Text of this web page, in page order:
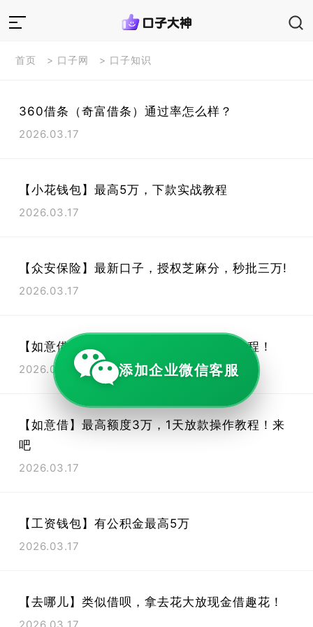
首页 > 口子网 > 口子知识
360借条（奇富借条）通过率怎么样？
2026.03.17
【小花钱包】最高5万，下款实战教程
2026.03.17
【众安保险】最新口子，授权芝麻分，秒批三万!
2026.03.17
【如意借】最高额度3万，1天放款操作教程！
2026.03.17
【如意借】最高额度3万，1天放款操作教程！来
吧
2026.03.17
【工资钱包】有公积金最高5万
2026.03.17
【去哪儿】类似借呗，拿去花大放现金借趣花！
添加企业微信客服